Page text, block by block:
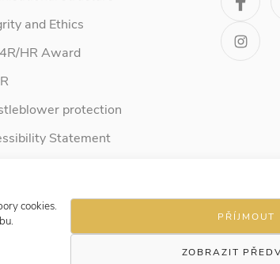
cookies.
PŘÍJMOUT
ZOBRAZIT
and Ethics
HR Award
protection
Statement